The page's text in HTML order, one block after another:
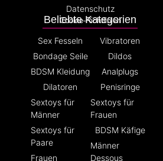
Beliebte Kategorien
Sex Fesseln
Bondage Seile
BDSM Kleidung
Dilatoren
Sextoys für
Männer
Sextoys für
Paare
Frauen
Vibratoren
Dildos
Analplugs
Penisringe
Sextoys für
Frauen
BDSM Käfige
Männer
Dessous
Datenschutz
Cookie-Richtlinien